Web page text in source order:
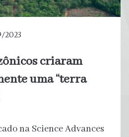
2023
criaram
uma “terra
na Science Advances